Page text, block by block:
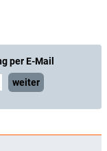
per E-Mail
weiter